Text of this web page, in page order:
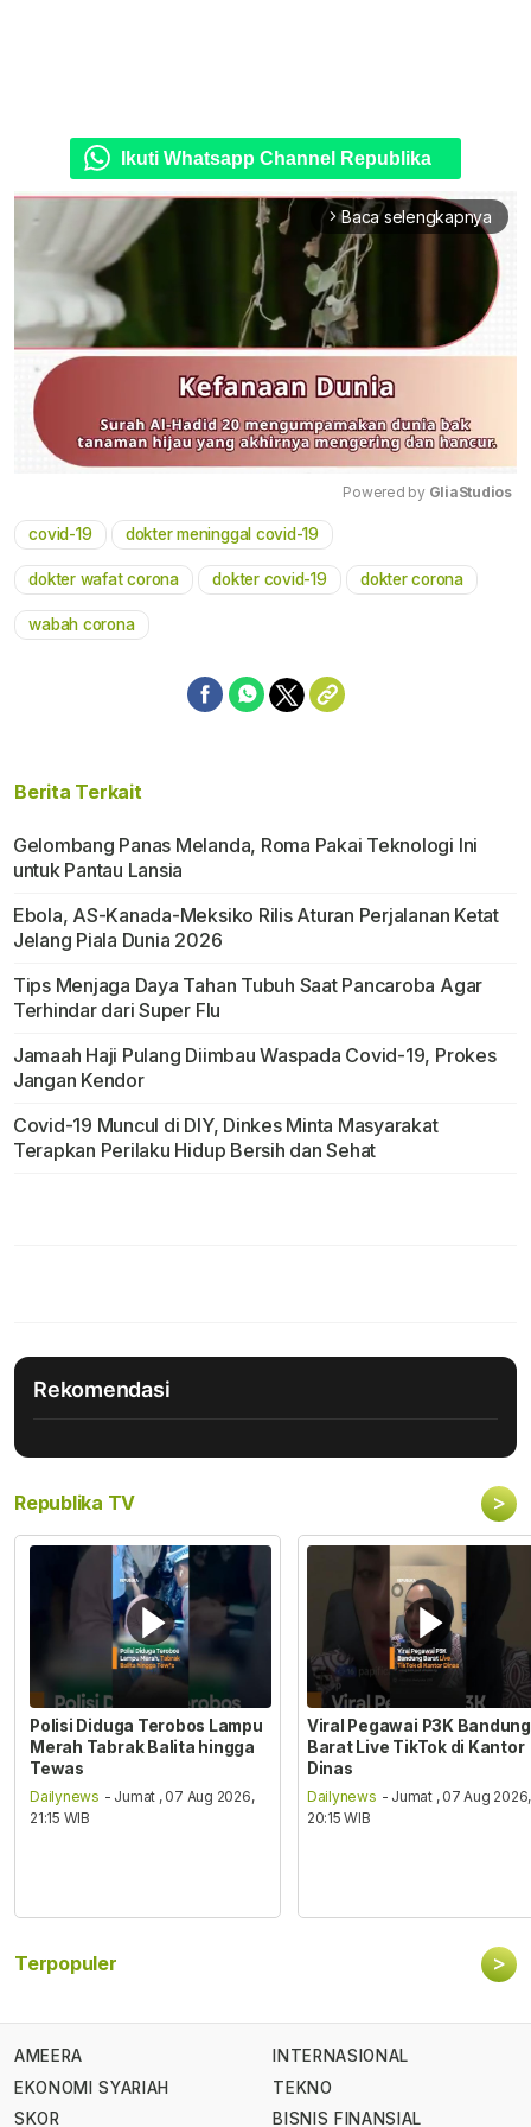
Ikuti Whatsapp Channel Republika
arrow_forward_ios Baca selengkapnya
Powered by GliaStudios
covid-19 dokter meninggal covid-19
dokter wafat corona dokter covid-19 dokter corona
wabah corona
Berita Terkait
Gelombang Panas Melanda, Roma Pakai Teknologi Ini
untuk Pantau Lansia
Ebola, AS-Kanada-Meksiko Rilis Aturan Perjalanan Ketat
Jelang Piala Dunia 2026
Tips Menjaga Daya Tahan Tubuh Saat Pancaroba Agar
Terhindar dari Super Flu
Jamaah Haji Pulang Diimbau Waspada Covid-19, Prokes
Jangan Kendor
Covid-19 Muncul di DIY, Dinkes Minta Masyarakat
Terapkan Perilaku Hidup Bersih dan Sehat
Rekomendasi
Republika TV >
Polisi Diduga Terobos Lampu
Merah Tabrak Balita hingga
Tewas
Dailynews - Jumat , 07 Aug 2026,
21:15 WIB
Viral Pegawai P3K Bandung
Barat Live TikTok di Kantor
Dinas
Dailynews - Jumat , 07 Aug 2026,
20:15 WIB
Terpopuler >
AMEERA
EKONOMI SYARIAH
SKOR
INTERNASIONAL
TEKNO
BISNIS FINANSIAL